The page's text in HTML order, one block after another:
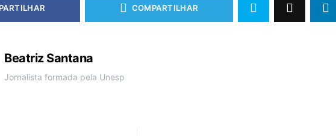
COMPARTILHAR
Beatriz Santana
Jornalista formada pela Unesp